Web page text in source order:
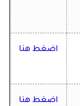
اضغط هنا
اضغط هنا